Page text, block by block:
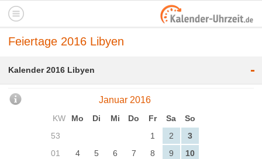
Feiertage 2016 Libyen
Kalender 2016 Libyen -
Januar 2016
KW Mo Di Mi Do Fr Sa
So
53
1 2
3
01
4 5 6 7 8 9
10